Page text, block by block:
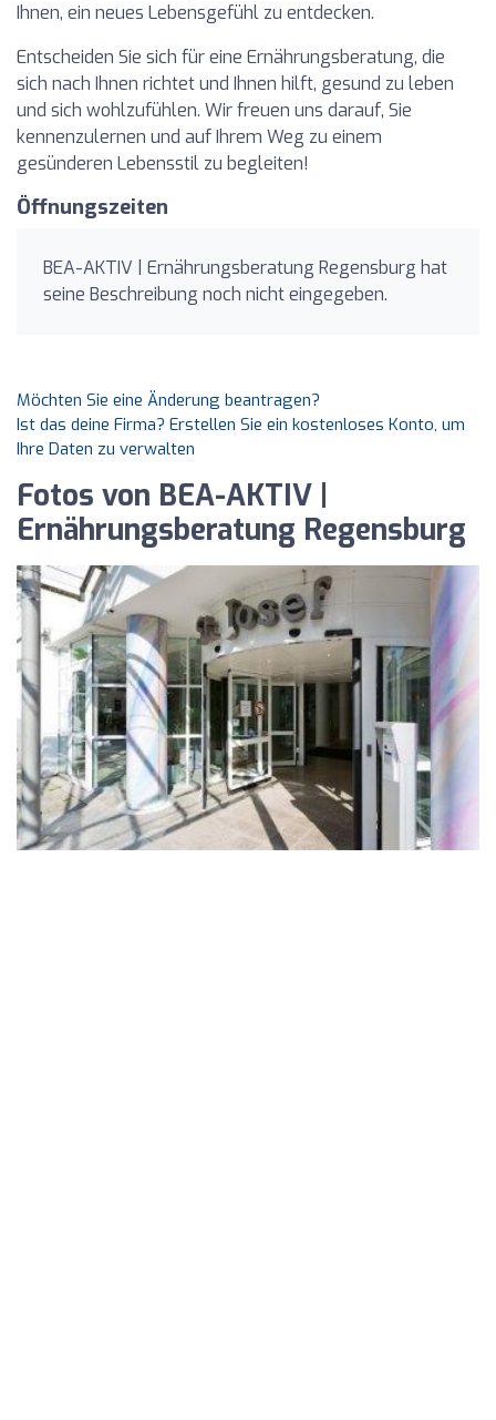
Ihnen, ein neues Lebensgefühl zu entdecken.
Entscheiden Sie sich für eine Ernährungsberatung, die
sich nach Ihnen richtet und Ihnen hilft, gesund zu leben
und sich wohlzufühlen. Wir freuen uns darauf, Sie
kennenzulernen und auf Ihrem Weg zu einem
gesünderen Lebensstil zu begleiten!
Öffnungszeiten
BEA-AKTIV | Ernährungsberatung Regensburg hat
seine Beschreibung noch nicht eingegeben.
Möchten Sie eine Änderung beantragen?
Ist das deine Firma? Erstellen Sie ein kostenloses Konto, um
Ihre Daten zu verwalten
Fotos von BEA-AKTIV |
Ernährungsberatung Regensburg